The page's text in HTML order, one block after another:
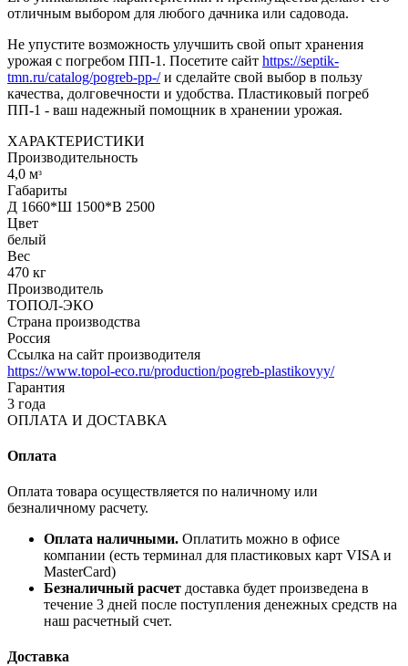
отличным выбором для любого дачника или садовода.
Не упустите возможность улучшить свой опыт хранения
урожая с погребом ПП-1. Посетите сайт https://septik-
tmn.ru/catalog/pogreb-pp-/и сделайте свой выбор в пользу
качества, долговечности и удобства. Пластиковый погреб
ПП-1 - ваш надежный помощник в хранении урожая.
ХАРАКТЕРИСТИКИ
Производительность
4,0 мᶟ
Габариты
Д 1660*Ш 1500*В 2500
Цвет
белый
Вес
470 кг
Производитель
ТОПОЛ-ЭКО
Страна производства
Россия
Ссылка на сайт производителя
https://www.topol-eco.ru/production/pogreb-plastikovyy/
Гарантия
3 года
ОПЛАТА И ДОСТАВКА
Оплата
Оплата товара осуществляется по наличному или
безналичному расчету.
Оплата наличными. Оплатить можно в офисе
компании (есть терминал для пластиковых карт VISA и
MasterCard)
Безналичный расчет доставка будет произведена в
течение 3 дней после поступления денежных средств на
наш расчетный счет.
Доставка